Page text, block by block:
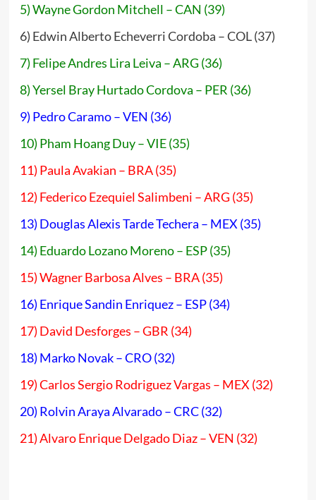
5) Wayne Gordon Mitchell – CAN (39)
6) Edwin Alberto Echeverri Cordoba – COL (37)
7) Felipe Andres Lira Leiva – ARG (36)
8) Yersel Bray Hurtado Cordova – PER (36)
9) Pedro Caramo – VEN (36)
10) Pham Hoang Duy – VIE (35)
11) Paula Avakian – BRA (35)
12) Federico Ezequiel Salimbeni – ARG (35)
13) Douglas Alexis Tarde Techera – MEX (35)
14) Eduardo Lozano Moreno – ESP (35)
15) Wagner Barbosa Alves – BRA (35)
16) Enrique Sandin Enriquez – ESP (34)
17) David Desforges – GBR (34)
18) Marko Novak – CRO (32)
19) Carlos Sergio Rodriguez Vargas – MEX (32)
20) Rolvin Araya Alvarado – CRC (32)
21) Alvaro Enrique Delgado Diaz – VEN (32)